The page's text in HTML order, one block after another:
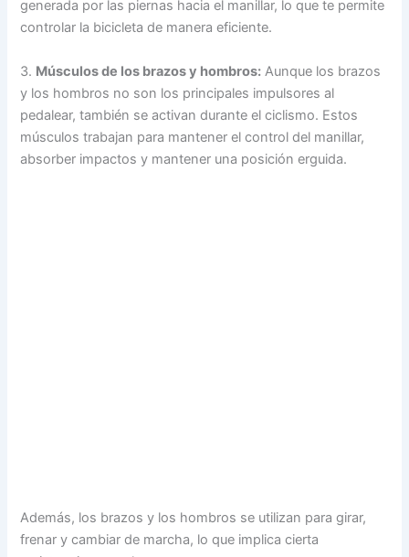
generada por las piernas hacia el manillar, lo que te permite
controlar la bicicleta de manera eficiente.
3. Músculos de los brazos y hombros: Aunque los brazos
y los hombros no son los principales impulsores al
pedalear, también se activan durante el ciclismo. Estos
músculos trabajan para mantener el control del manillar,
absorber impactos y mantener una posición erguida.
Además, los brazos y los hombros se utilizan para girar,
frenar y cambiar de marcha, lo que implica cierta